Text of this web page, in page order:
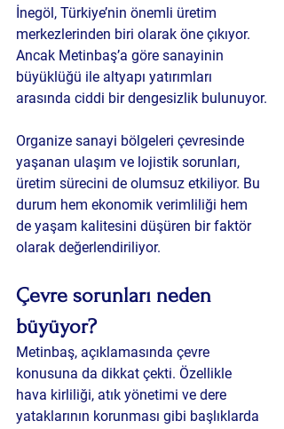
İnegöl, Türkiye’nin önemli üretim
merkezlerinden biri olarak öne çıkıyor.
Ancak Metinbaş’a göre sanayinin
büyüklüğü ile altyapı yatırımları
arasında ciddi bir dengesizlik bulunuyor.
Organize sanayi bölgeleri çevresinde
yaşanan ulaşım ve lojistik sorunları,
üretim sürecini de olumsuz etkiliyor. Bu
durum hem ekonomik verimliliği hem
de yaşam kalitesini düşüren bir faktör
olarak değerlendiriliyor.
Çevre sorunları neden
büyüyor?
Metinbaş, açıklamasında çevre
konusuna da dikkat çekti. Özellikle
hava kirliliği, atık yönetimi ve dere
yataklarının korunması gibi başlıklarda